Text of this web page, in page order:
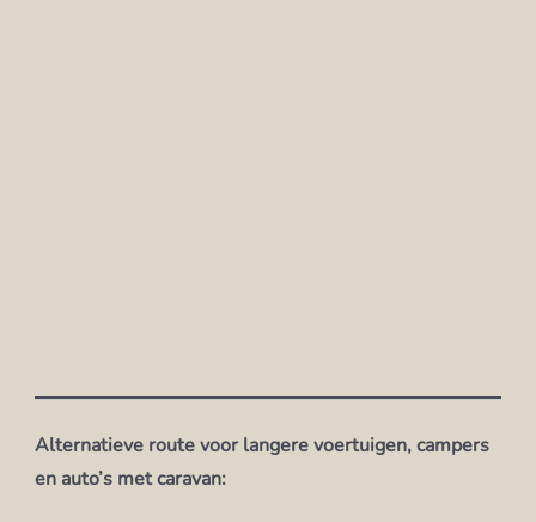
Alternatieve route voor langere voertuigen, campers
en auto’s met caravan: